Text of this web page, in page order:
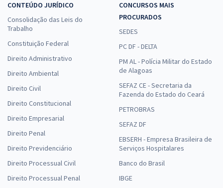
CONTEÚDO JURÍDICO
Consolidação das Leis do
Trabalho
Constituição Federal
Direito Administrativo
Direito Ambiental
Direito Civil
Direito Constitucional
Direito Empresarial
Direito Penal
Direito Previdenciário
Direito Processual Civil
Direito Processual Penal
CONCURSOS MAIS
PROCURADOS
SEDES
PC DF - DELTA
PM AL - Polícia Militar do Estado
de Alagoas
SEFAZ CE - Secretaria da
Fazenda do Estado do Ceará
PETROBRAS
SEFAZ DF
EBSERH - Empresa Brasileira de
Serviços Hospitalares
Banco do Brasil
IBGE